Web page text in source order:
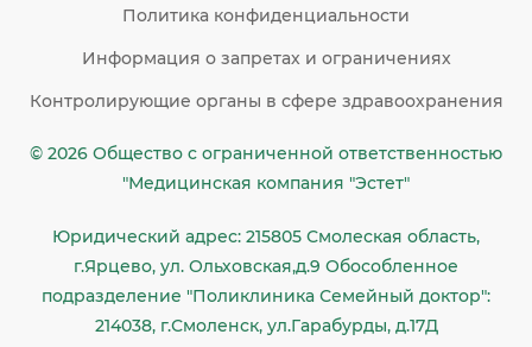
Политика конфиденциальности
Информация о запретах и ограничениях
Контролирующие органы в сфере здравоохранения
© 2026 Общество c ограниченной ответственностью
"Медицинская компания "Эстет"
Юридический адрес: 215805 Смолеская область,
г.Ярцево, ул. Ольховская,д.9 Обособленное
подразделение "Поликлиника Семейный доктор":
214038, г.Смоленск, ул.Гарабурды, д.17Д